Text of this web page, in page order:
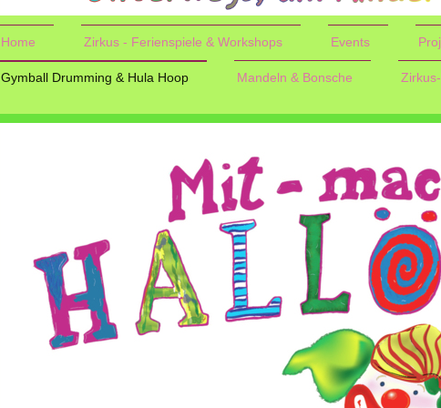
Home Zirkus - Ferienspiele & Workshops Events
Gymball Drumming & Hula Hoop Mandeln & Bonsche